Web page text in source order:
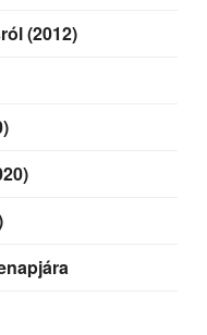
(2012)